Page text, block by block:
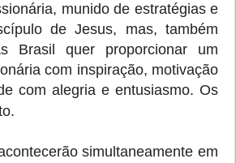
munido de estratégias e
de Jesus, mas, também
Brasil quer proporcionar um
com inspiração, motivação
com alegria e entusiasmo. Os
simultaneamente em